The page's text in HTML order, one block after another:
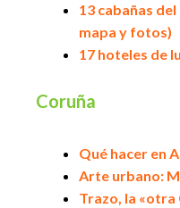
13 cabañas
mapa y fotos)
17 hoteles de
Coruña
Qué hacer en
Arte urbano:
Trazo, la «otra